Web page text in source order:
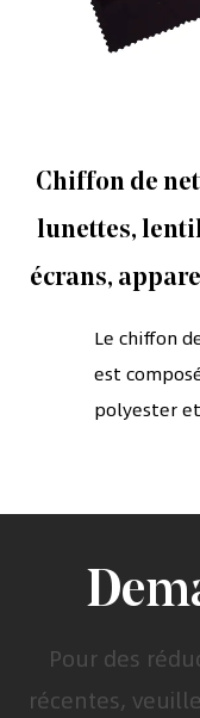
Chiffon de
lunettes,
écrans,
Le chiffon
est
polyester
Pour des
récentes,